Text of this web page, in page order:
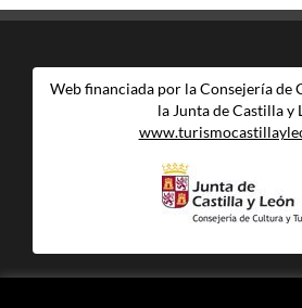
Web financiada por la Consejería de
la Junta de Castilla y